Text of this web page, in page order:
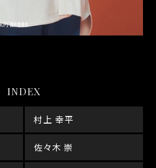
INDEX
村上 幸平
佐々木 崇